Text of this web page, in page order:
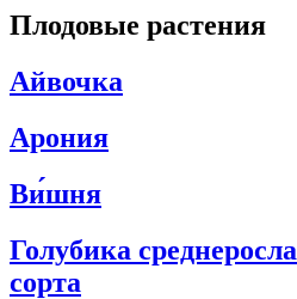
Плодовые pастения
Айвочка
Арония
Ви́шня
Голубика
сорта